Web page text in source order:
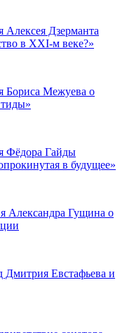
Алексея Дзерманта
в XXI-м веке?»
Бориса Межуева о
Фёдора Гайды
в будущее»
Александра Гущина о
Дмитрия Евстафьева и